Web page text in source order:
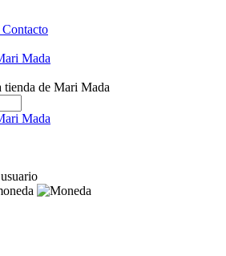
Contacto